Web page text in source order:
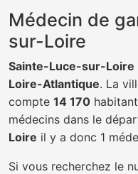
Médecin de
sur-Loire
Sainte-Luce-sur-Loire
Loire-Atlantique. La
compte 14 170
médecins dans le
Loire il y a donc 1
Si vous recherchez le